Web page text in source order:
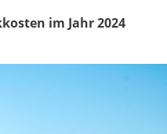
im Jahr 2024